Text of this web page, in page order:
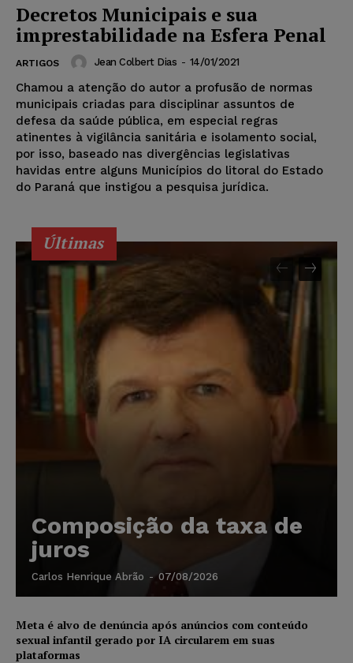
Decretos Municipais e sua
imprestabilidade na Esfera Penal
ARTIGOS Jean Colbert Dias - 14/01/2021
Chamou a atenção do autor a profusão de normas
municipais criadas para disciplinar assuntos de
defesa da saúde pública, em especial regras
atinentes à vigilância sanitária e isolamento social,
por isso, baseado nas divergências legislativas
havidas entre alguns Municípios do litoral do Estado
do Paraná que instigou a pesquisa jurídica.
Últimas
Composição da taxa de
juros
Carlos Henrique Abrão - 07/08/2026
Meta é alvo de denúncia após anúncios com conteúdo
sexual infantil gerado por IA circularem em suas
plataformas